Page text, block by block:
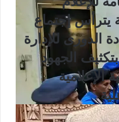
يترأس إجتماع
الدورى للإدارة
الجهود
الإعلامية